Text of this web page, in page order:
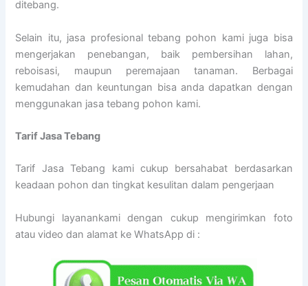
ditebang.
Selain itu, jasa profesional tebang pohon kami juga bisa
mengerjakan penebangan, baik pembersihan lahan,
reboisasi, maupun peremajaan tanaman. Berbagai
kemudahan dan keuntungan bisa anda dapatkan dengan
menggunakan jasa tebang pohon kami.
TarifJasa Tebang
Tarif Jasa Tebang kami cukup bersahabat berdasarkan
keadaan pohon dan tingkat kesulitan dalam pengerjaan
Hubungi layanankami dengan cukup mengirimkan foto
atau video dan alamat ke WhatsApp di :